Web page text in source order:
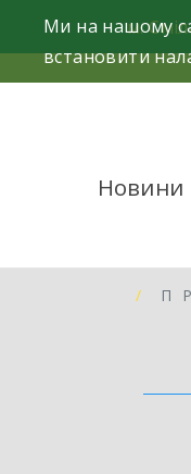
м.
Новини
Ми на нашому
встановити